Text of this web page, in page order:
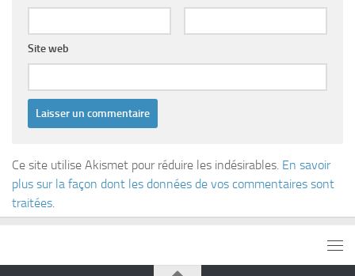
Site web
Ce site utilise Akismet pour réduire les indésirables. En savoir
plus sur la façon dont les données de vos commentaires sont
traitées